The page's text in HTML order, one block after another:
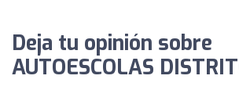
Deja tu opinión sobre
AUTOESCOLAS